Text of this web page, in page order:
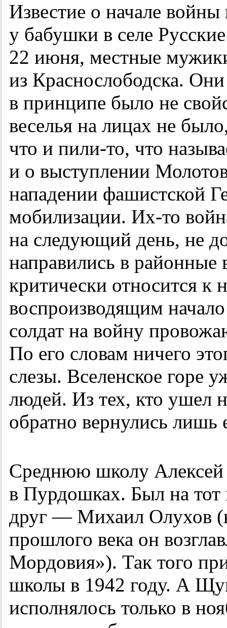
Известие о начале
у бабушки в селе
22 июня, местные
из Краснослободска.
в принципе было не
веселья на лицах не
что и пили-то, что
и о выступлении
нападении фашистской
мобилизации. Их-то
на следующий день, не
направились в
критически относится
воспроизводящим
солдат на войну
По его словам ничего
слезы. Вселенское горе
людей. Из тех, кто ушел
обратно вернулись лишь
Среднюю школу
в Пурдошках. Был на
друг — Михаил Олухов
прошлого века он
Мордовия»). Так того
школы в 1942 году. А
исполнялось только в